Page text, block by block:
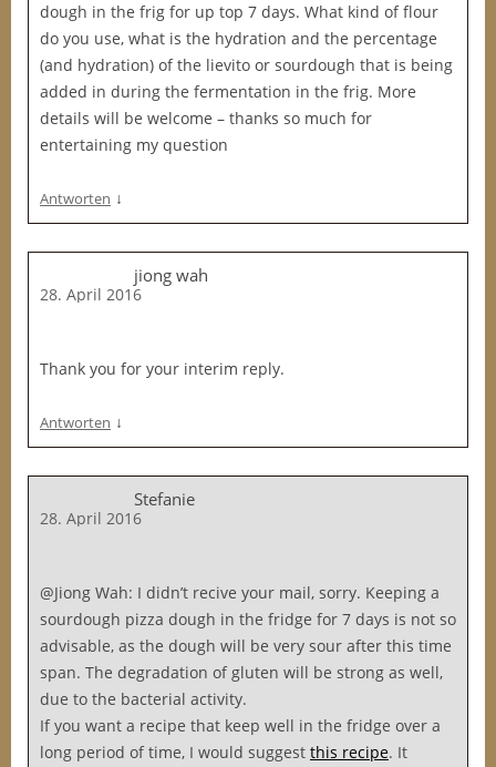
dough in the frig for up top 7 days. What kind of flour
do you use, what is the hydration and the percentage
(and hydration) of the lievito or sourdough that is being
added in during the fermentation in the frig. More
details will be welcome – thanks so much for
entertaining my question
Antworten ↓
jiong wah
28. April 2016
Thank you for your interim reply.
Antworten ↓
Stefanie
28. April 2016
@Jiong Wah: I didn’t recive your mail, sorry. Keeping a
sourdough pizza dough in the fridge for 7 days is not so
advisable, as the dough will be very sour after this time
span. The degradation of gluten will be strong as well,
due to the bacterial activity.
If you want a recipe that keep well in the fridge over a
long period of time, I would suggest this recipe. It